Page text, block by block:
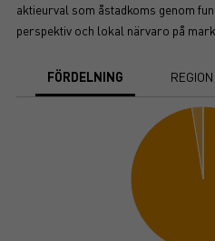
aktieurval som åstadkoms genom
perspektiv och lokal närvaro på
FÖRDELNING REGION
View as data table, Chart